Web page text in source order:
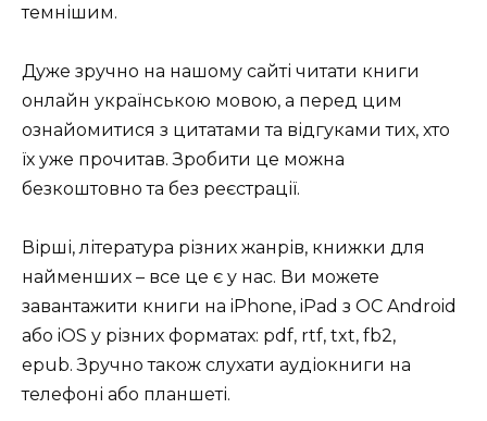
темнішим.
Дуже зручно на нашому сайті читати книги
онлайн українською мовою, а перед цим
ознайомитися з цитатами та відгуками тих, хто
їх уже прочитав. Зробити це можна
безкоштовно та без реєстрації.
Вірші, література різних жанрів, книжки для
найменших – все це є у нас. Ви можете
завантажити книги на iPhone, iPad з ОС Android
або iOS у різних форматах: pdf, rtf, txt, fb2,
epub. Зручно також слухати аудіокниги на
телефоні або планшеті.